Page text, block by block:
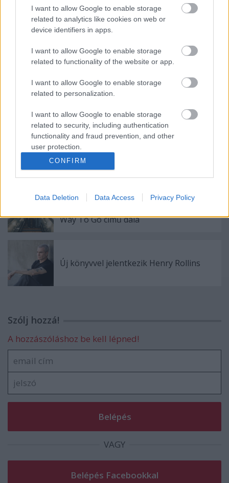
I want to allow Google to enable storage
related to analytics like cookies on web or
device identifiers in apps.
I want to allow Google to enable storage
related to functionality of the website or app.
I want to allow Google to enable storage
related to personalization.
I want to allow Google to enable storage
related to security, including authentication
functionality and fraud prevention, and other
user protection.
CONFIRM
Data Deletion Data Access Privacy Policy
Ajánlott bejegyzések:
Whores.-koncert lesz az A38-on
Negyven év után új köntösben tér vissza
a Cro-Mags klasszikusa
Ki fog emlékezni rád? Tudsz-e nyomot
Way To Go című dala
Új könyvvel jelentkezik Henry Rollins
Szólj hozzá!
A hozzászóláshoz be kell lépned!
VAGY